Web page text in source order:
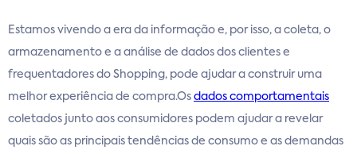
Estamos vivendo a era da informação e, por isso, a coleta, o
armazenamento e a análise de dados dos clientes e
frequentadores do Shopping, pode ajudar a construir uma
melhor experiência de compra.Os dados comportamentais
coletados junto aos consumidores podem ajudar a revelar
quais são as principais tendências de consumo e as demandas